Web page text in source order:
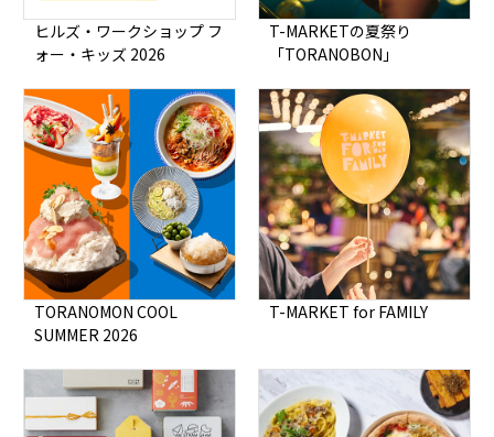
ヒルズ・ワークショップ フ
ォー・キッズ 2026
T-MARKETの夏祭り
「TORANOBON」
TORANOMON COOL
SUMMER 2026
T-MARKET for FAMILY